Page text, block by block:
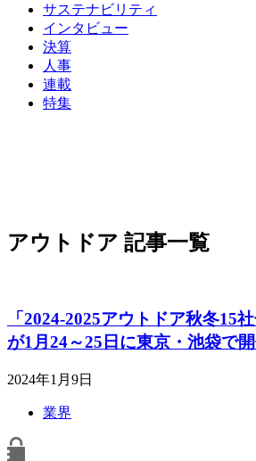
サステナビリティ
インタビュー
決算
人事
連載
特集
アウトドア 記事一覧
「2024-2025アウトドア秋冬15
が1月24～25日に東京・池袋で
2024年1月9日
業界